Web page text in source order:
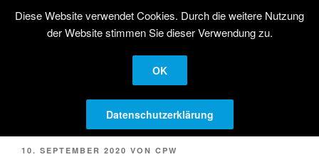
InhaltSTRATEGISCHE
AKTIENANLAGE
Langfristige Kapitalanlage in Aktien
Menü
VERÖFFENTLICHT
10. SEPTEMBER 2020 VON CPW
Diese Website verwendet Cookies. Durch die weitere Nutzung
der Website stimmen Sie dieser Verwendung zu.
OK
Datenschutzerklärung